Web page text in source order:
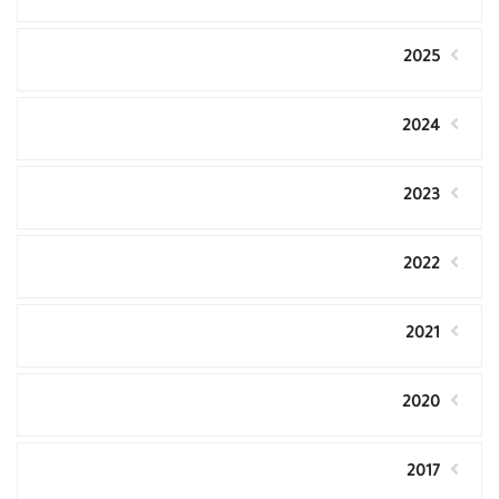
2025
2024
2023
2022
2021
2020
2017